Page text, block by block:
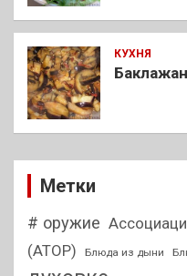
КУХНЯ
Метки
# оружие
(АТОР)
Блюда из дыни